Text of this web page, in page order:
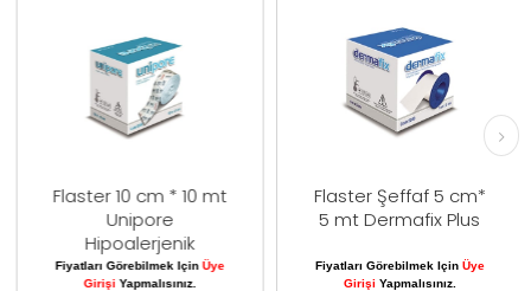
Flaster 10 cm * 10 mt
Unipore
Hipoalerjenik
Fiyatları Görebilmek IçinÜye
GirişiYapmalısınız.
Flaster Şeffaf 5 cm*
5 mt Dermafix Plus
Fiyatları Görebilmek IçinÜye
GirişiYapmalısınız.